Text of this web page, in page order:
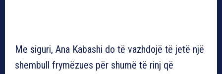
Me siguri, Ana Kabashi do të vazhdojë të jetë një
shembull frymëzues për shumë të rinj që